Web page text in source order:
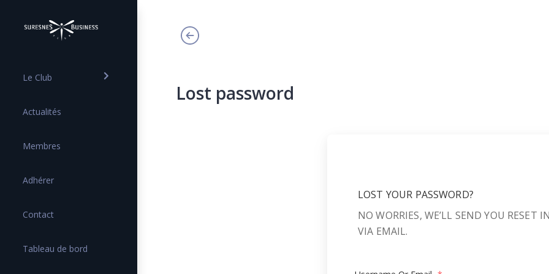
Le Club
Actualités
Membres
Adhérer
Contact
Tableau de bord
Lost password
LOST YOUR PASSWORD?
NO WORRIES, WE’LL SEND YOU RESET
VIA EMAIL.